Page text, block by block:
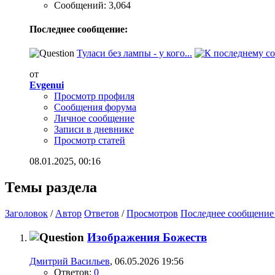
Сообщений: 3,064
Последнее сообщение:
Туласи без лампы - у кого...
от
Evgenui
Просмотр профиля
Сообщения форума
Личное сообщение
Записи в дневнике
Просмотр статей
08.01.2025, 00:16
Темы раздела
Заголовок / Автор Ответов /Просмотров Последнее сообщение
Изображения Божеств
Дмитрий Васильев, 06.05.2026 19:56
Ответов: 0